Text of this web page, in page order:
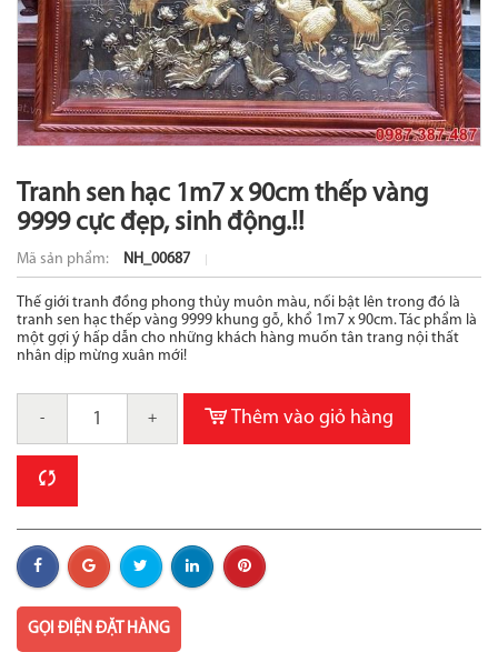
Tranh sen hạc 1m7 x 90cm thếp vàng
9999 cực đẹp, sinh động.!!
Mã sản phẩm: NH_00687
Thế giới tranh đồng phong thủy muôn màu, nổi bật lên trong đó là
tranh sen hạc thếp vàng 9999 khung gỗ, khổ 1m7 x 90cm. Tác phẩm là
một gợi ý hấp dẫn cho những khách hàng muốn tân trang nội thất
nhân dịp mừng xuân mới!
- + Thêm vào giỏ hàng
GỌI ĐIỆN ĐẶT HÀNG